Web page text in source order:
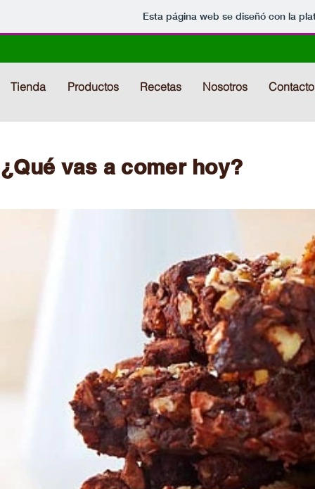
Esta página web se diseñó con la
Tienda Productos Recetas Nosotros Contacto
¿Qué vas a comer hoy?